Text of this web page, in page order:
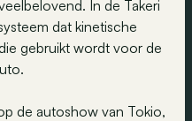
In de Takeri
dat kinetische
gebruikt wordt voor de
de autoshow van Tokio,